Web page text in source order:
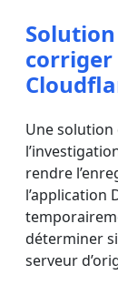
corriger
Une
rendre
l’application
déterminer
serveur